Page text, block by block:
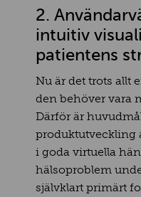
2.
intuitiv
patientens
Nu är det trots allt
den behöver vara
Därför är
produktutveckling
i goda virtuella
hälsoproblem
självklart primärt